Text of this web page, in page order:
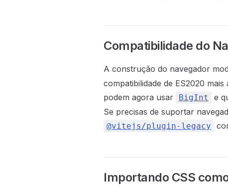
Compatibilidade do
A construção do navegador
compatibilidade de ES2020
podem agora usar
BigInt e
Se precisas de suportar
@vitejs/plugin-legacy
Importando CSS